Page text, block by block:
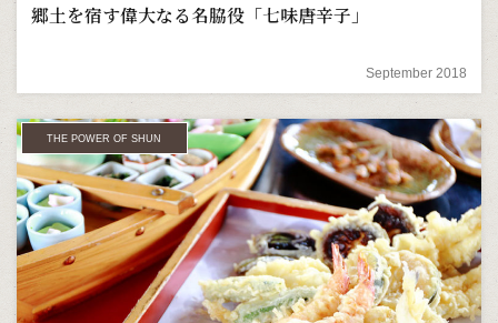
郷土を宿す偉大なる名脇役「七味唐辛子」
September 2018
THE POWER OF SHUN